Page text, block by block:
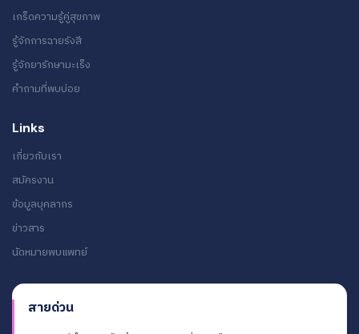
เกร็ดความรู้คู่สุขภาพ
รู้จักการฉายรังสี
รู้จักยารักษามะเร็ง
คำถามที่พบบ่อย
Links
เกี่ยวกับเรา
สมัครงาน
ข้อมูลบุคลากร
ข่าวสาร
นัดหมายพบแพทย์
สายด่วน